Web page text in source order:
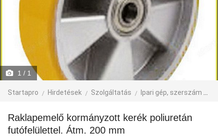
1 / 1
Startapro Hirdetések Szolgáltatás Ipari gép, szerszám
Raklapemelő kormányzott kerék poliuretán
futófelülettel. Átm. 200 mm